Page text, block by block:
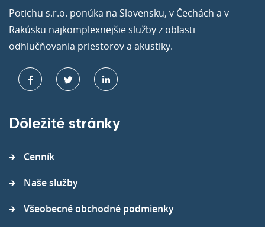
Potichu s.r.o. ponúka na Slovensku, v Čechách a v
Rakúsku najkomplexnejšie služby z oblasti
odhlučňovania priestorov a akustiky.
Dôležité stránky
Cenník
Naše služby
Všeobecné obchodné podmienky